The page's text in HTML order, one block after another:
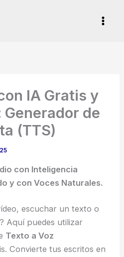
IA Gratis y
Generador de
(TTS)
con Inteligencia
y con Voces Naturales.
escuchar un texto o
Aquí puedes utilizar
Texto a Voz
Convierte tus escritos en